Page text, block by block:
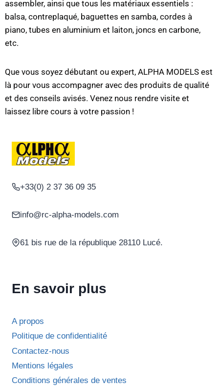
assembler, ainsi que tous les matériaux essentiels :
balsa, contreplaqué, baguettes en samba, cordes à
piano, tubes en aluminium et laiton, joncs en carbone,
etc.
Que vous soyez débutant ou expert, ALPHA MODELS est
là pour vous accompagner avec des produits de qualité
et des conseils avisés. Venez nous rendre visite et
laissez libre cours à votre passion !
+33(0) 2 37 36 09 35
info@rc-alpha-models.com
61 bis rue de la république 28110 Lucé.
En savoir plus
A propos
Politique de confidentialité
Contactez-nous
Mentions légales
Conditions générales de ventes